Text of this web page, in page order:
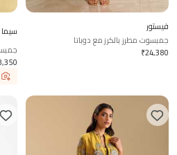
فيستور
جمبسوت مطرز بالكرز مع دوباتا
₹24,380
سيما